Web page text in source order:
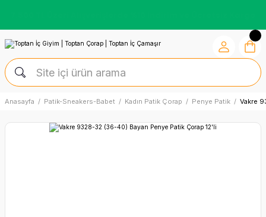
Anasayfa Patik-Sneakers-Babet Kadın Patik Çorap Penye Patik Vakre